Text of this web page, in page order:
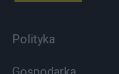
Polityka